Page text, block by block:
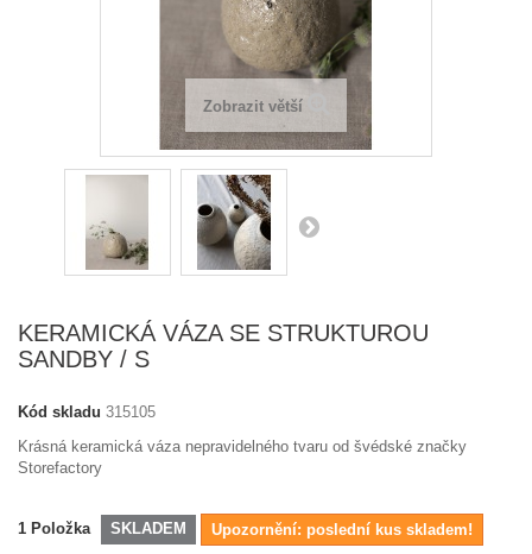
Zobrazit větší
KERAMICKÁ VÁZA SE STRUKTUROU
SANDBY / S
Kód skladu 315105
Krásná keramická váza nepravidelného tvaru od švédské značky
Storefactory
1 Položka SKLADEM Upozornění: poslední kus skladem!